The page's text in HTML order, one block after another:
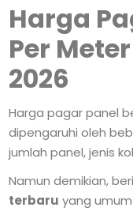
Harga
Per
2026
Harga pagar panel
dipengaruhi oleh
jumlah panel, jenis
Namun demikian,
terbaru yang